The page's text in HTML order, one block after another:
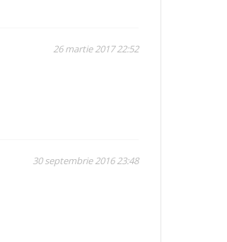
26 martie 2017 22:52
30 septembrie 2016 23:48